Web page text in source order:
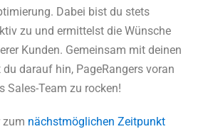
Dabei bist du stets
zu und ermittelst die Wünsche
Kunden. Gemeinsam mit deinen
du darauf hin, PageRangers voran
Sales-Team zu rocken!
zum nächstmöglichen Zeitpunkt